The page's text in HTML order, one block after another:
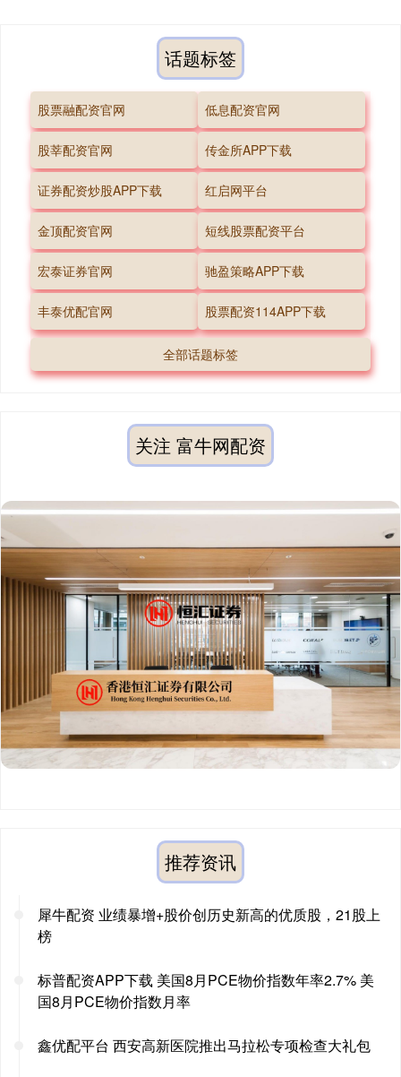
话题标签
股票融配资官网 低息配资官网
股莘配资官网 传金所APP下载
证券配资炒股APP下载 红启网平台
金顶配资官网 短线股票配资平台
宏泰证券官网 驰盈策略APP下载
丰泰优配官网 股票配资114APP下载
全部话题标签
关注 富牛网配资
推荐资讯
犀牛配资 业绩暴增+股价创历史新高的优质股，21股上
榜
标普配资APP下载 美国8月PCE物价指数年率2.7% 美
国8月PCE物价指数月率
鑫优配平台 西安高新医院推出马拉松专项检查大礼包